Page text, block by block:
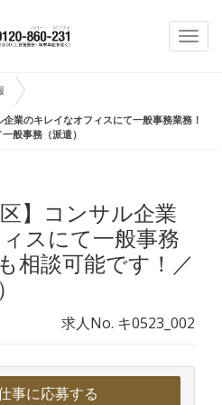
企業のキレイなオフィスにて一般事務業務！
般事務（派遣）
】コンサル企業
スにて一般事務
相談可能です！／
求人No. キ0523_002
事に応募する